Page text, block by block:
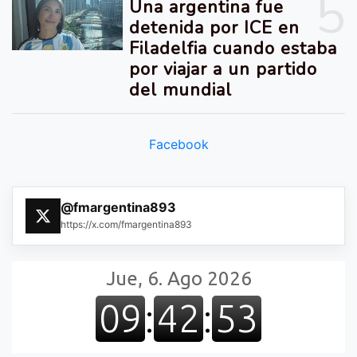
Una argentina fue
detenida por ICE en
Filadelfia cuando estaba
por viajar a un partido
del mundial
Facebook
@fmargentina893
https://x.com/fmargentina893